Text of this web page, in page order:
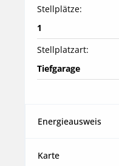
Stellplätze:
1
Stellplatzart:
Tiefgarage
Energieausweis
Karte